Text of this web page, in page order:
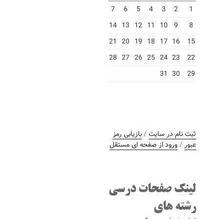
1
2
3
4
5
6
7
8
9
10
11
12
13
14
15
16
17
18
19
20
21
22
23
24
25
26
27
28
29
30
31
ثبت نام در سایت/بازیابی رمز
عبور /ورود از صفحه ای مستقل
لینک صفحات درسی
رشته های